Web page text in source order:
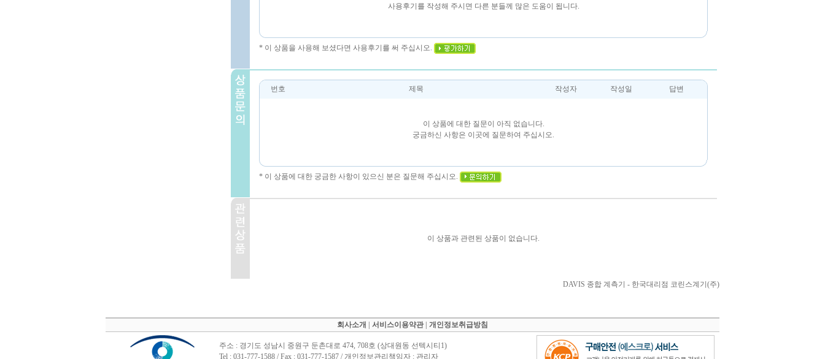
사용후기를 작성해 주시면 다른 분들께 많은 도움이 됩니다.
* 이 상품을 사용해 보셨다면 사용후기를 써 주십시오.
번호 제목 작성자 작성일 답변
이 상품에 대한 질문이 아직 없습니다.
궁금하신 사항은 이곳에 질문하여 주십시오.
* 이 상품에 대한 궁금한 사항이 있으신 분은 질문해 주십시오.
이 상품과 관련된 상품이 없습니다.
DAVIS 종합 계측기 - 한국대리점 코린스계기(주)
회사소개 서비스이용약관| 개인정보취급방침
주소 : 경기도 성남시 중원구 둔촌대로 474, 708호 (상대원동 선텍시티1)
Tel : 031-777-1588 / Fax : 031-777-1587 / 개인정보관리책임자 : 관리자